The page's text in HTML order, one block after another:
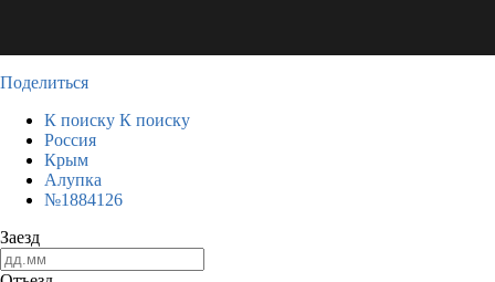
Поделиться
К поиску К поиску
Россия
Крым
Алупка
№1884126
Заезд